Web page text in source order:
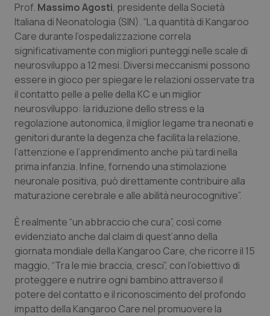
Molise
Piemonte
Provincia Autonoma di Bolzano
Provincia Autonoma di Trento
Puglia
Sardegna
Toscana
Umbria
Valle D’Aosta
Epatiti
HIV
Infezioni & Febbre
Ipertensione & Scompenso
Malattie rare
Malattia di Crohn & Rettocolite Ulcerosa
Obesità
Oftalmologia
Oncodermatologia
Prof. Massimo Agosti, presidente della Società
Italiana di Neonatologia (SIN). “La quantità di Kangaroo
Care durante l’ospedalizzazione correla
significativamente con migliori punteggi nelle scale di
neurosviluppo a 12 mesi. Diversi meccanismi possono
essere in gioco per spiegare le relazioni osservate tra
il contatto pelle a pelle della KC e un miglior
neurosviluppo: la riduzione dello stress e la
regolazione autonomica, il miglior legame tra neonati e
genitori durante la degenza che facilita la relazione,
l’attenzione e l’apprendimento anche più tardi nella
prima infanzia. Infine, fornendo una stimolazione
neuronale positiva, può direttamente contribuire alla
maturazione cerebrale e alle abilità neurocognitive”.
È realmente “un abbraccio che cura”, così come
evidenziato anche dal claim di quest’anno della
giornata mondiale della Kangaroo Care, che ricorre il 15
maggio, “Tra le mie braccia, cresci”, con l’obiettivo di
proteggere e nutrire ogni bambino attraverso il
potere del contatto e il riconoscimento del profondo
impatto della Kangaroo Care nel promuovere la